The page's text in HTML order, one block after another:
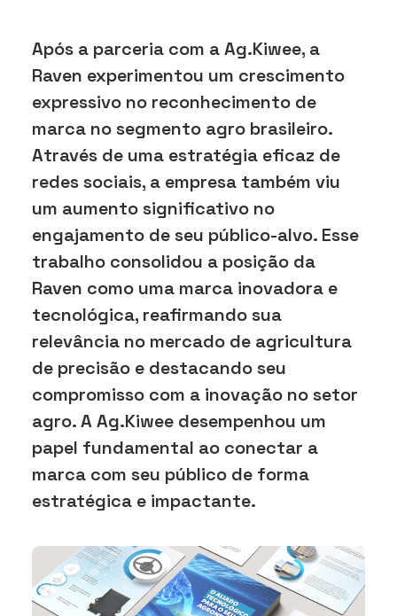
Após a parceria com a Ag.Kiwee, a
Raven experimentou um crescimento
expressivo no reconhecimento de
marca no segmento agro brasileiro.
Através de uma estratégia eficaz de
redes sociais, a empresa também viu
um aumento significativo no
engajamento de seu público-alvo. Esse
trabalho consolidou a posição da
Raven como uma marca inovadora e
tecnológica, reafirmando sua
relevância no mercado de agricultura
de precisão e destacando seu
compromisso com a inovação no setor
agro. A Ag.Kiwee desempenhou um
papel fundamental ao conectar a
marca com seu público de forma
estratégica e impactante.